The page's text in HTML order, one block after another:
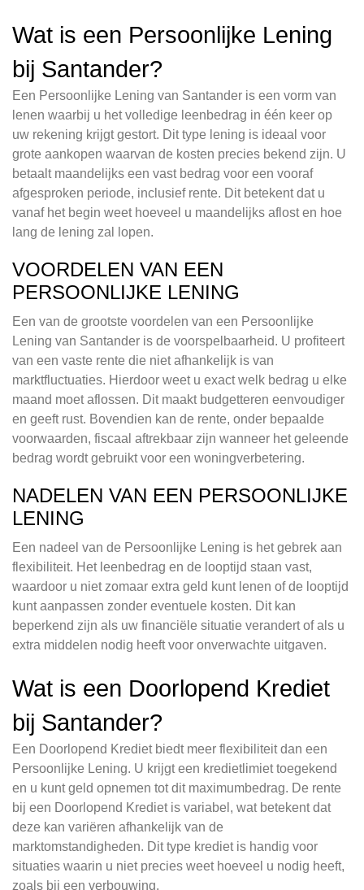
Wat is een Persoonlijke Lening
bij Santander?
Een Persoonlijke Lening van Santander is een vorm van
lenen waarbij u het volledige leenbedrag in één keer op
uw rekening krijgt gestort. Dit type lening is ideaal voor
grote aankopen waarvan de kosten precies bekend zijn. U
betaalt maandelijks een vast bedrag voor een vooraf
afgesproken periode, inclusief rente. Dit betekent dat u
vanaf het begin weet hoeveel u maandelijks aflost en hoe
lang de lening zal lopen.
VOORDELEN VAN EEN
PERSOONLIJKE LENING
Een van de grootste voordelen van een Persoonlijke
Lening van Santander is de voorspelbaarheid. U profiteert
van een vaste rente die niet afhankelijk is van
marktfluctuaties. Hierdoor weet u exact welk bedrag u elke
maand moet aflossen. Dit maakt budgetteren eenvoudiger
en geeft rust. Bovendien kan de rente, onder bepaalde
voorwaarden, fiscaal aftrekbaar zijn wanneer het geleende
bedrag wordt gebruikt voor een woningverbetering.
NADELEN VAN EEN PERSOONLIJKE
LENING
Een nadeel van de Persoonlijke Lening is het gebrek aan
flexibiliteit. Het leenbedrag en de looptijd staan vast,
waardoor u niet zomaar extra geld kunt lenen of de looptijd
kunt aanpassen zonder eventuele kosten. Dit kan
beperkend zijn als uw financiële situatie verandert of als u
extra middelen nodig heeft voor onverwachte uitgaven.
Wat is een Doorlopend Krediet
bij Santander?
Een Doorlopend Krediet biedt meer flexibiliteit dan een
Persoonlijke Lening. U krijgt een kredietlimiet toegekend
en u kunt geld opnemen tot dit maximumbedrag. De rente
bij een Doorlopend Krediet is variabel, wat betekent dat
deze kan variëren afhankelijk van de
marktomstandigheden. Dit type krediet is handig voor
situaties waarin u niet precies weet hoeveel u nodig heeft,
zoals bij een verbouwing.